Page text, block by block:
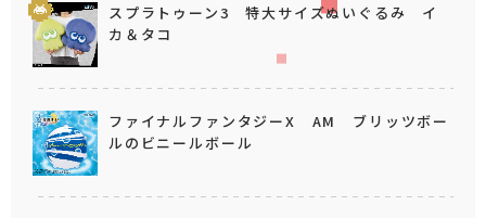
スプラトゥーン3 特大サイズぬいぐるみ イ
カ＆タコ
ファイナルファンタジーX AM ブリッツボー
ルのビニールボール